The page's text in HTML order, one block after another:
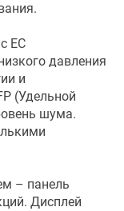
EC
давления
и
(Удельной
шума.
– панель
Дисплей